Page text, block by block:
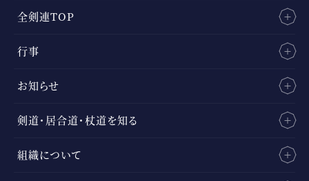
全剣連TOP
行事
お知らせ
剣道・居合道・杖道を知る
組織について